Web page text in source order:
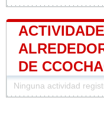
DE
Ninguna actividad